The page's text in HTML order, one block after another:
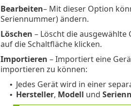
Bearbeiten– Mit dieser Option
Seriennummer) ändern.
Löschen – Löscht die ausgewählte
auf die Schaltfläche klicken.
Importieren – Importiert eine
importieren zu können:
• Jedes Gerät wird in einer
• Hersteller, Modell und